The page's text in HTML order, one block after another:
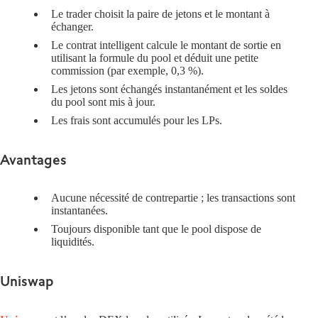
Le trader choisit la paire de jetons et le montant à
échanger.
Le contrat intelligent calcule le montant de sortie en
utilisant la formule du pool et déduit une petite
commission (par exemple, 0,3 %).
Les jetons sont échangés instantanément et les soldes
du pool sont mis à jour.
Les frais sont accumulés pour les LPs.
Avantages
Aucune nécessité de contrepartie ; les transactions sont
instantanées.
Toujours disponible tant que le pool dispose de
liquidités.
Uniswap